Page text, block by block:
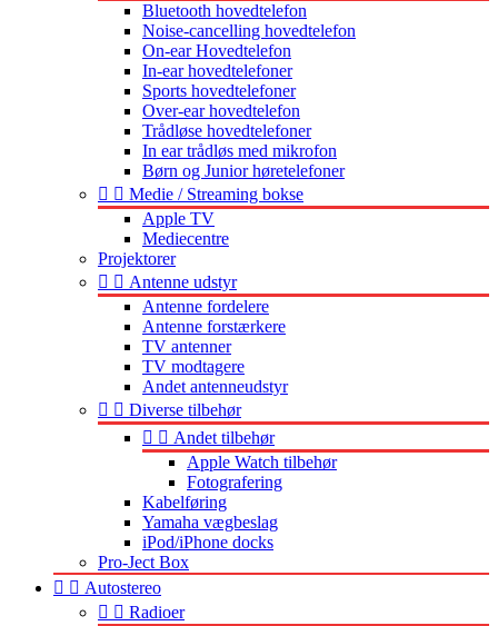
Bluetooth hovedtelefon
Noise-cancelling hovedtelefon
On-ear Hovedtelefon
In-ear hovedtelefoner
Sports hovedtelefoner
Over-ear hovedtelefon
Trådløse hovedtelefoner
In ear trådløs med mikrofon
Børn og Junior høretelefoner
  Medie / Streaming bokse
Apple TV
Mediecentre
Projektorer
  Antenne udstyr
Antenne fordelere
Antenne forstærkere
TV antenner
TV modtagere
Andet antenneudstyr
  Diverse tilbehør
  Andet tilbehør
Apple Watch tilbehør
Fotografering
Kabelføring
Yamaha vægbeslag
iPod/iPhone docks
Pro-Ject Box
  Autostereo
  Radioer